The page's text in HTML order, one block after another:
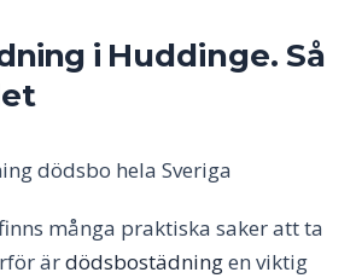
i Huddinge. Så
många praktiska saker att ta
ärdödsbostädningen viktig